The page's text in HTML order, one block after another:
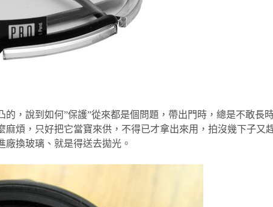
的，說到如何”保護”從來都是個問題，帶出門時，總是不敢長
麻煩，只好把它當寶來供，不得已才拿出來用，拍沒幾下子又
換玻璃、就是得送去拋光。